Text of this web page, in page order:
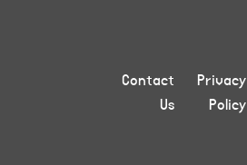
Privacy
Policy
Contact
Us